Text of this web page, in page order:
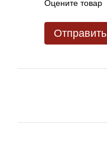
Оцените товар
Отправить